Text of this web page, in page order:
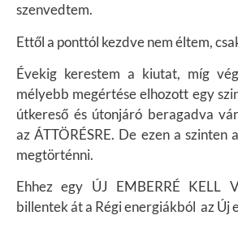
szenvedtem.
Ettől a ponttól kezdve nem éltem,
Évekig kerestem a kiutat, míg
mélyebb megértése elhozott egy
útkereső és útonjáró beragadva
az ÁTTÖRÉSRE. De ezen a szinten
megtörténni.
Ehhez egy ÚJ EMBERRÉ KELL
billentek át a Régi energiákból az Új